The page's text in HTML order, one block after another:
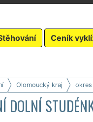
Ceník
Olomoucký kraj okres
DOLNÍ